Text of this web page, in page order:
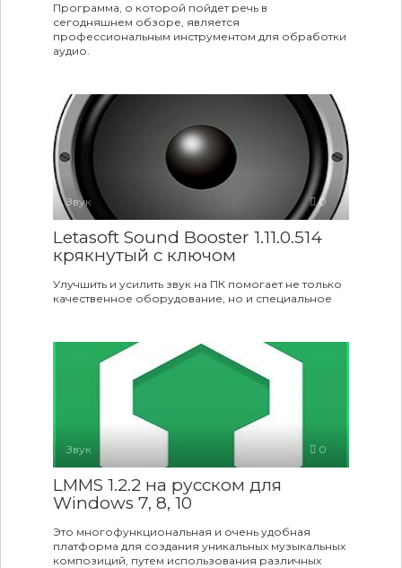
Программа, о которой пойдет речь в
сегодняшнем обзоре, является
профессиональным инструментом для обработки
аудио.
Звук 0
Letasoft Sound Booster 1.11.0.514
крякнутый с ключом
Улучшить и усилить звук на ПК помогает не только
качественное оборудование, но и специальное
Звук 0
LMMS 1.2.2 на русском для
Windows 7, 8, 10
Это многофункциональная и очень удобная
платформа для создания уникальных музыкальных
композиций, путем использования различных